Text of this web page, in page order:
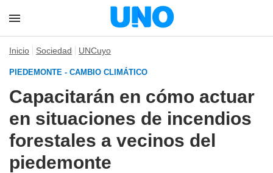
Inicio Sociedad UNCuyo
PIEDEMONTE - CAMBIO CLIMÁTICO
Capacitarán en cómo actuar
en situaciones de incendios
forestales a vecinos del
piedemonte